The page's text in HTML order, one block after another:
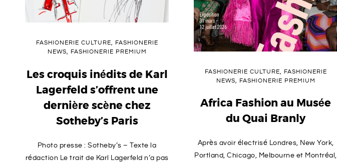
FASHIONERIE CULTURE, FASHIONERIE
NEWS, FASHIONERIE PREMIUM
Les croquis inédits de Karl
Lagerfeld s’offrent une
dernière scène chez
Sotheby’s Paris
Photo presse : Sotheby’s – Texte la
rédaction Le trait de Karl Lagerfeld n’a pas
FASHIONERIE CULTURE, FASHIONERIE
NEWS, FASHIONERIE PREMIUM
Africa Fashion au Musée
du Quai Branly
Après avoir électrisé Londres, New York,
Portland, Chicago, Melbourne et Montréal,